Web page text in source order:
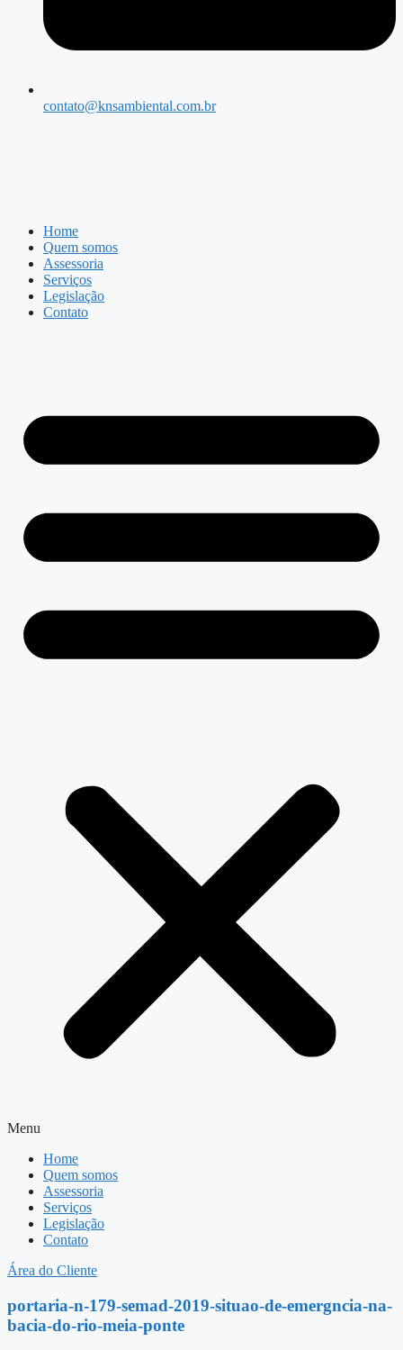
contato@knsambiental.com.br
Home
Quem somos
Assessoria
Serviços
Legislação
Contato
Menu
Home
Quem somos
Assessoria
Serviços
Legislação
Contato
Área do Cliente
portaria-n-179-semad-2019-situao-de-emergncia-na-
bacia-do-rio-meia-ponte